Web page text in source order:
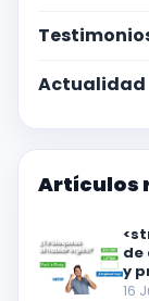
Actualidad
Artículos
de
y
16